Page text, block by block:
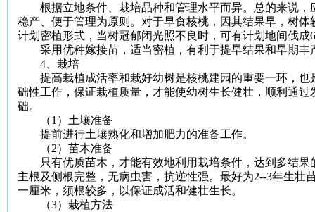
根据立地条件、栽培品种和管理水平而异。总的来说，
稳产、便于管理为原则。对于早食核桃，因其结果早，树体
计划密植形式，当树冠郁闭光照不良时，可有计划地间伐成
采用优种嫁接苗，适当密植，有利于提早结果和早期丰
4 、栽培
提高栽植成活率和栽好幼树是核桃建园的重要一环，也
础性工作，保证栽植质量，才能使幼树生长健壮，顺利通
础。
（1 ）土壤准备
提前进行土壤熟化和增加肥力的准备工作。
（2）苗木准备
只有优质苗木，才能有效地利用栽培条件，达到多结果
主根及侧根完整，无病虫害，抗逆性强。最好为2--3年生壮
一厘米 ，须根较多，以保证成活和健壮生长。
（3）栽植方法